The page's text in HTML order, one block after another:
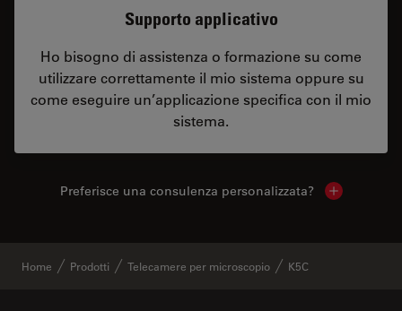
Supporto applicativo
Ho bisogno di assistenza o formazione su come
utilizzare correttamente il mio sistema oppure su
come eseguire un’applicazione specifica con il mio
sistema.
Preferisce una consulenza personalizzata? Show local
Home Prodotti Telecamere per microscopio K5C